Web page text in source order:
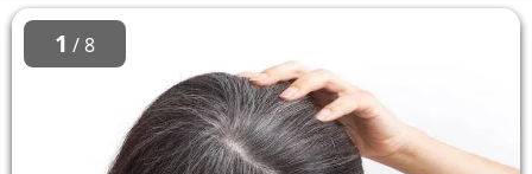
1 / 8